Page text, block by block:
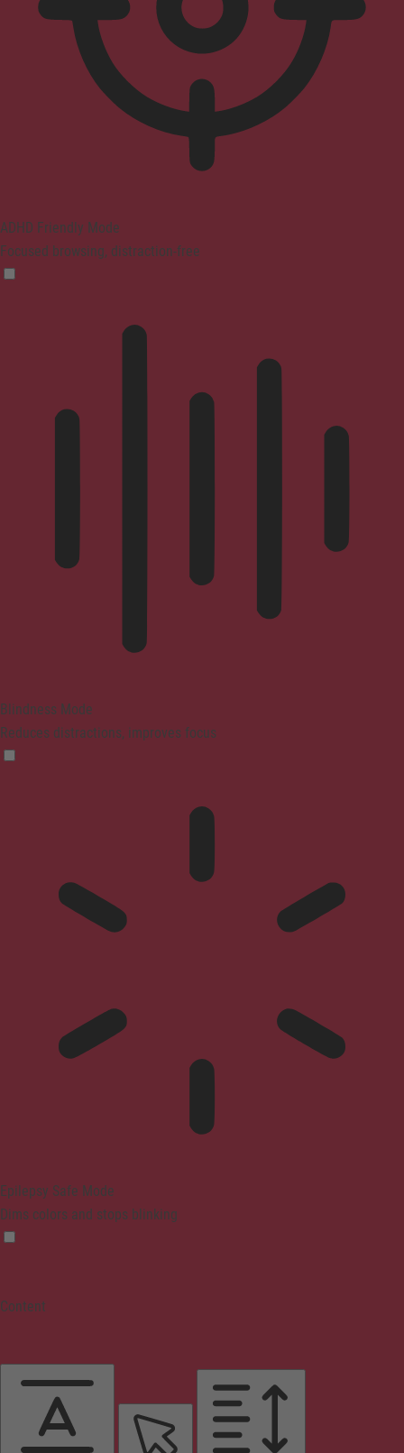
ADHD Friendly Mode
Focused browsing, distraction-free
Blindness Mode
Reduces distractions, improves focus
Epilepsy Safe Mode
Dims colors and stops blinking
Content